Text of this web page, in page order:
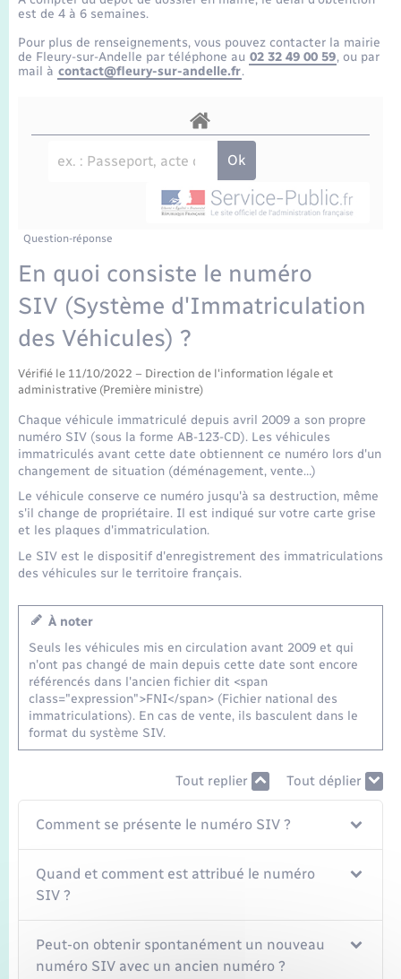
Etat-civil - Papiers - Citoyenneté
Mariage – PACS
Recensement
Loisirs
Organisation d’événement
Sécurité - Prévention
Transports
Transports scolaires
Voirie et espace public
Travaux - Autorisation d’occupation de l’espace
public
Compétences
Présentation de la commune
La Communauté de communes
est de 4 à 6 semaines.
Pour plus de renseignements, vous pouvez contacter la mairie
de Fleury-sur-Andelle par téléphone au 02 32 49 00 59, ou par
mail à contact@fleury-sur-andelle.fr.
Question-réponse
En quoi consiste le numéro
SIV (Système d'Immatriculation
des Véhicules) ?
Vérifié le 11/10/2022 – Direction de l'information légale et
administrative (Première ministre)
Chaque véhicule immatriculé depuis avril 2009 a son propre
numéro SIV (sous la forme AB-123-CD). Les véhicules
immatriculés avant cette date obtiennent ce numéro lors d'un
changement de situation (déménagement, vente…)
Le véhicule conserve ce numéro jusqu'à sa destruction, même
s'il change de propriétaire. Il est indiqué sur votre carte grise
et les plaques d'immatriculation.
Le SIV est le dispositif d'enregistrement des immatriculations
des véhicules sur le territoire français.
À noter
Seuls les véhicules mis en circulation avant 2009 et qui
n'ont pas changé de main depuis cette date sont encore
référencés dans l'ancien fichier dit <span
class="expression">FNI</span> (Fichier national des
immatriculations). En cas de vente, ils basculent dans le
format du système SIV.
Tout replier Tout déplier
Comment se présente le numéro SIV ?
Quand et comment est attribué le numéro
SIV ?
Peut-on obtenir spontanément un nouveau
numéro SIV avec un ancien numéro ?